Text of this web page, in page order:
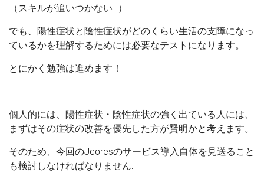
（スキルが追いつかない…）
でも、陽性症状と陰性症状がどのくらい生活の支障になっ
ているかを理解するためには必要なテストになります。
とにかく勉強は進めます！
個人的には、陽性症状・陰性症状の強く出ている人には、
まずはその症状の改善を優先した方が賢明かと考えます。
そのため、今回のJcoresのサービス導入自体を見送ること
も検討しなければなりません…